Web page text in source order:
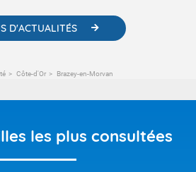
D'ACTUALITÉS
Côte-d'Or Brazey-en-Morvan
les plus consultées